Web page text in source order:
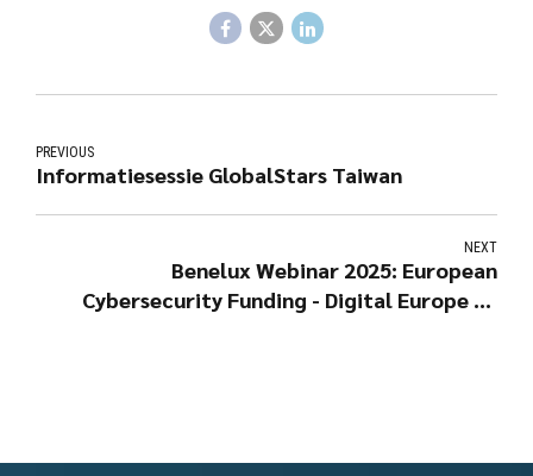
PREVIOUS
Informatiesessie GlobalStars Taiwan
NEXT
Benelux Webinar 2025: European
Cybersecurity Funding - Digital Europe en